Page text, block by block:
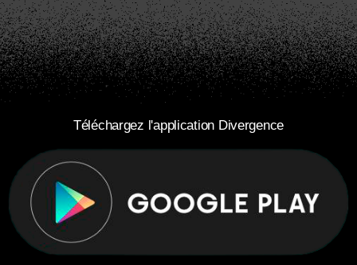
Téléchargez l'application Divergence